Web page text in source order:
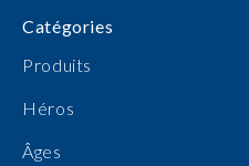
Catégories
Produits
Héros
Âges